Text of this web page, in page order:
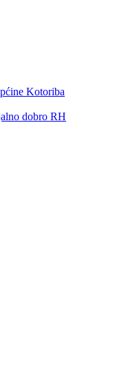
Kotoriba
dobro RH